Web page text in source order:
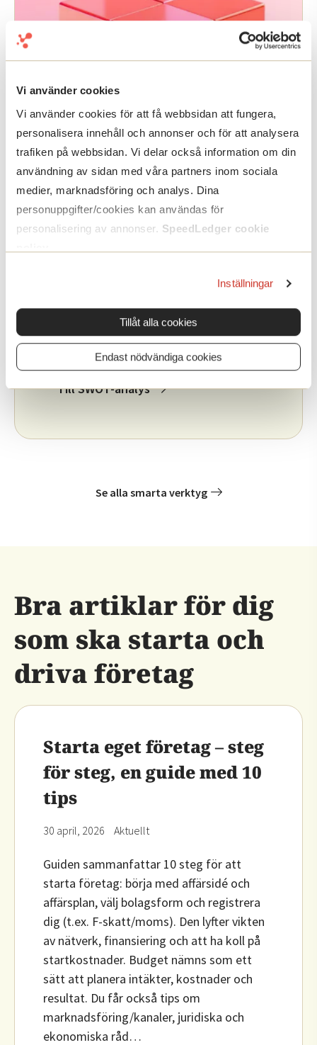
Vi använder cookies
Vi använder cookies för att få webbsidan att fungera,
personalisera innehåll och annonser och för att analysera
trafiken på webbsidan. Vi delar också information om din
användning av sidan med våra partners inom sociala
medier, marknadsföring och analys. Dina
personuppgifter/cookies kan användas för
personalisering av annonser. SpeedLedger cookie
Inställningar
Tillåt alla cookies
Endast nödvändiga cookies
Stärk din verksamhet med en SWOT-
analys.
Till SWOT-analys
Se alla smarta verktyg
Bra artiklar för dig
som ska starta och
driva företag
Starta eget företag – steg
för steg, en guide med 10
tips
30 april, 2026 Aktuellt
Guiden sammanfattar 10 steg för att
starta företag: börja med affärsidé och
affärsplan, välj bolagsform och registrera
dig (t.ex. F-skatt/moms). Den lyfter vikten
av nätverk, finansiering och att ha koll på
startkostnader. Budget nämns som ett
sätt att planera intäkter, kostnader och
resultat. Du får också tips om
marknadsföring/kanaler, juridiska och
ekonomiska råd…